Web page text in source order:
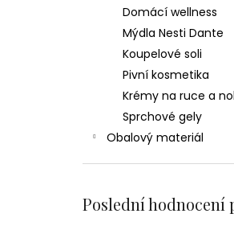
Domácí wellness
Mýdla Nesti Dante
Koupelové soli
Pivní kosmetika
Krémy na ruce a
Sprchové gely
Obalový materiál
Poslední hodnocení